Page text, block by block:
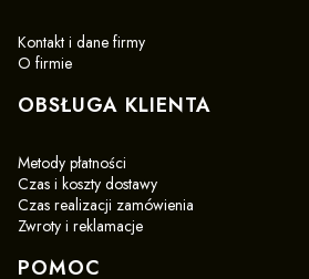
Kontakt i dane firmy
O firmie
OBSŁUGA KLIENTA
Metody płatności
Czas i koszty dostawy
Czas realizacji zamówienia
Zwroty i reklamacje
POMOC